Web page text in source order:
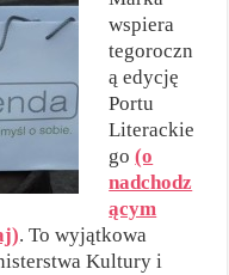
wspiera
tegoroczn
ą edycję
Portu
Literackie
go(o
nadchodz
ącym
. To wyjątkowa
Kultury i